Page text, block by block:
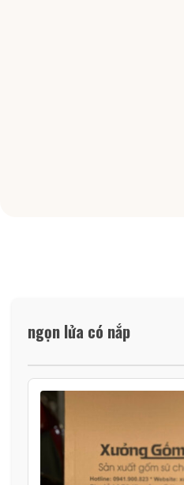
ngọn lửa có nắp